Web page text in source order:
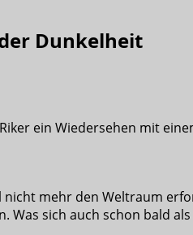
Dunkelheit
ein Wiedersehen mit
nicht mehr den Weltraum
sich auch schon bald